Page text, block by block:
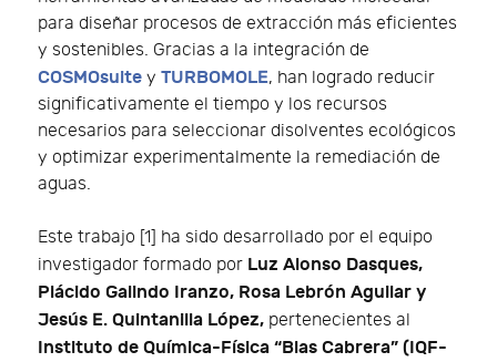
para diseñar procesos de extracción más eficientes
y sostenibles. Gracias a la integración de
COSMOsuite y TURBOMOLE, han logrado reducir
significativamente el tiempo y los recursos
necesarios para seleccionar disolventes ecológicos
y optimizar experimentalmente la remediación de
aguas.
Este trabajo [1] ha sido desarrollado por el equipo
investigador formado por Luz Alonso Dasques,
Plácido Galindo Iranzo, Rosa Lebrón Aguilar y
Jesús E. Quintanilla López, pertenecientes al
Instituto de Química-Física “Blas Cabrera” (IQF-